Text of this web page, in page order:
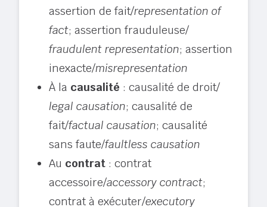
assertion de fait/representation of
fact; assertion frauduleuse/
fraudulent representation; assertion
inexacte/misrepresentation
À la causalité : causalité de droit/
legal causation; causalité de
fait/factual causation; causalité
sans faute/faultless causation
Au contrat : contrat
accessoire/accessory contract;
contrat à exécuter/executory